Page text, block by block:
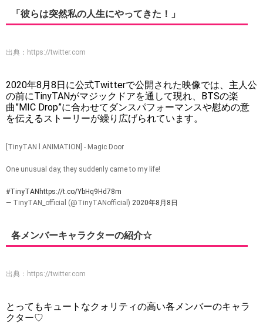
「彼らは突然私の人生にやってきた！」
出典： https://twitter.com
2020年8月8日に公式Twitterで公開された映像では、主人公
の前にTinyTANがマジックドアを通して現れ、BTSの楽
曲”MIC Drop”に合わせてダンスパフォーマンスや慰めの意
を伝えるストーリーが繰り広げられています。
[TinyTAN l ANIMATION] - Magic Door
One unusual day, they suddenly came to my life!
#TinyTAN https://t.co/YbHq9Hd78m
— TinyTAN_official (@TinyTANofficial) 2020年8月8日
各メンバーキャラクターの紹介☆
出典： https://twitter.com
とってもキュートなクォリティの高い各メンバーのキャラ
クター♡